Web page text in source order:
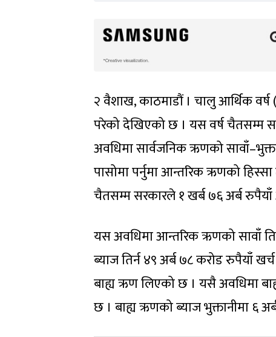
२ वैशाख, काठमाडौं । चालु आर्थिक
परेको देखिएको छ । यस वर्ष चैतसम्म
अवधिमा सार्वजनिक ऋणको
पासोमा पर्नुमा आन्तरिक ऋणको
चैतसम्म सरकारले १ खर्ब ७६ अर्ब
यस अवधिमा आन्तरिक ऋणको सावाँ
ब्याज तिर्न ४९ अर्ब ७८ करोड रुपैयाँ
बाह्य ऋण लिएको छ । यसै अवधिमा
छ । बाह्य ऋणको ब्याज भुक्तानीमा ६